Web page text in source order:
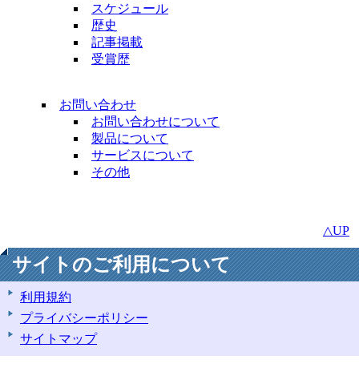
スケジュール
歴史
記事掲載
受賞歴
お問い合わせ
お問い合わせについて
製品について
サービスについて
その他
△UP
サイトのご利用について
利用規約
プライバシーポリシー
サイトマップ